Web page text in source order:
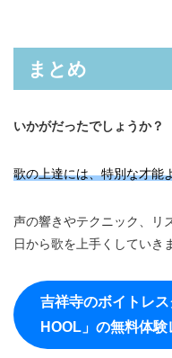
まとめ
いかがだったでしょうか？
歌の上達には、特別な才能
声の響きやテクニック、リ
日から歌を上手くしていき
吉祥寺のボイトレ
HOOL」の無料体験